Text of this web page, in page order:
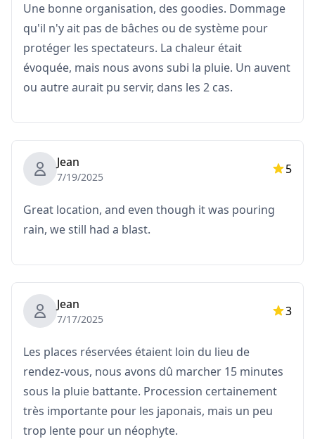
門票資訊和領取
這是實體紙質門票，不是電子門票。
在節日當天，請到以下地點直接從我們的工作人員處領取您
的門票。
・領取地點：
TKP京都四條會議中心
四條SET大樓6樓
京都市下京區立売中之町99 〒600-8006
・門票領取時間：
7月17日的領取時間範圍：7:30〜10:00
7月24日的領取時間範圍：7:30〜9:00
⚠︎ 從TKP京都四條會議中心（門票領取地點）到祇園觀覽
席，需搭乘一站電車或步行約15–20分鐘。
請預留充足時間，於活動當天提前到達領取門票。
Une bonne organisation, des goodies. Dommage
qu'il n'y ait pas de bâches ou de système pour
protéger les spectateurs. La chaleur était
évoquée, mais nous avons subi la pluie. Un auvent
ou autre aurait pu servir, dans les 2 cas.
Jean
7/19/2025
5
Great location, and even though it was pouring
rain, we still had a blast.
Jean
7/17/2025
3
Les places réservées étaient loin du lieu de
rendez-vous, nous avons dû marcher 15 minutes
sous la pluie battante. Procession certainement
très importante pour les japonais, mais un peu
trop lente pour un néophyte.